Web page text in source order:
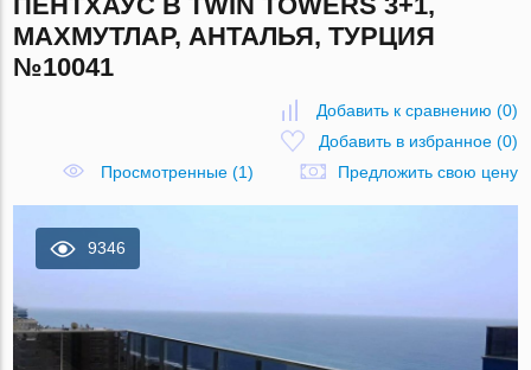
МАХМУТЛАР, АНТАЛЬЯ, ТУРЦИЯ
№10041
Добавить к сравнению (0)
Добавить в избранное(0)
Просмотренные (1)
Предложить свою цену
9346